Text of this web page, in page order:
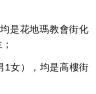
是花地瑪教會街化
1女），均是高樓街